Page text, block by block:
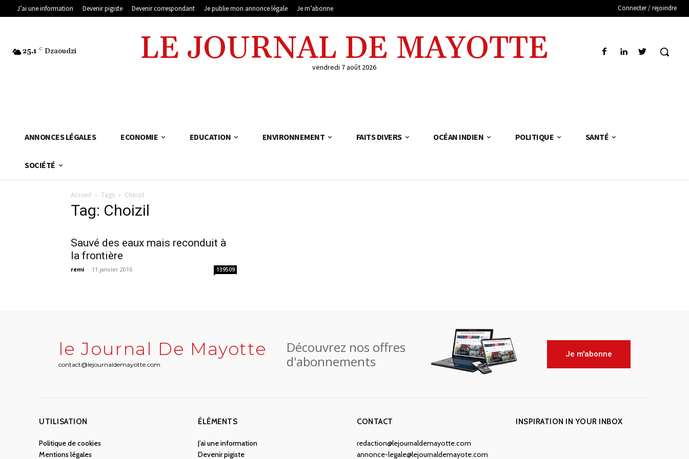
J’ai une information Devenir pigiste Devenir correspondant Je publie mon annonce légale Je m’abonne Connecter / rejoindre
25.1 C Dzaoudzi LE JOURNAL DE MAYOTTE
vendredi 7 août 2026
ANNONCES LÉGALES ECONOMIE EDUCATION ENVIRONNEMENT FAITS DIVERS OCÉAN INDIEN POLITIQUE SANTÉ
SOCIÉTÉ
Accueil Tags Choizil
Tag: Choizil
Sauvé des eaux mais reconduit à
la frontière
remi - 11 janvier 2016 139509
le Journal De Mayotte
contact@lejournaldemayotte.com
Découvrez nos offres
d'abonnements
Je m'abonne
UTILISATION
Politique de cookies
Mentions légales
ÉLÉMENTS
J’ai une information
Devenir pigiste
CONTACT
redaction@lejournaldemayotte.com
annonce-legale@lejournaldemayote.com
INSPIRATION IN YOUR INBOX